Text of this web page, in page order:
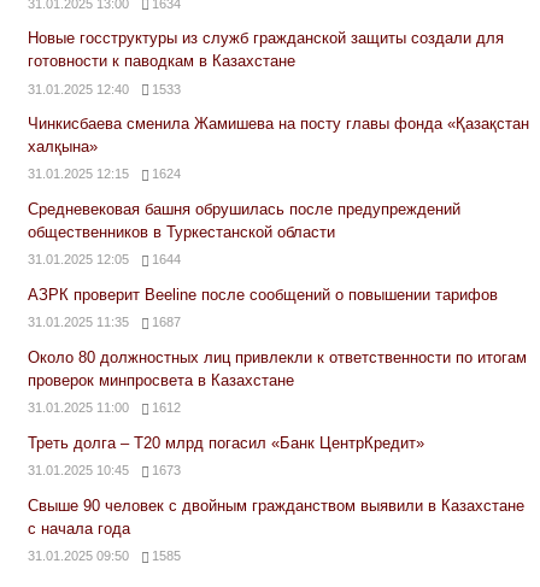
31.01.2025 13:00 1634
Новые госструктуры из служб гражданской защиты создали для
готовности к паводкам в Казахстане
31.01.2025 12:40 1533
Чинкисбаева сменила Жамишева на посту главы фонда «Қазақстан
халқына»
31.01.2025 12:15 1624
Средневековая башня обрушилась после предупреждений
общественников в Туркестанской области
31.01.2025 12:05 1644
АЗРК проверит Beeline после сообщений о повышении тарифов
31.01.2025 11:35 1687
Около 80 должностных лиц привлекли к ответственности по итогам
проверок минпросвета в Казахстане
31.01.2025 11:00 1612
Треть долга – Т20 млрд погасил «Банк ЦентрКредит»
31.01.2025 10:45 1673
Свыше 90 человек с двойным гражданством выявили в Казахстане
с начала года
31.01.2025 09:50 1585